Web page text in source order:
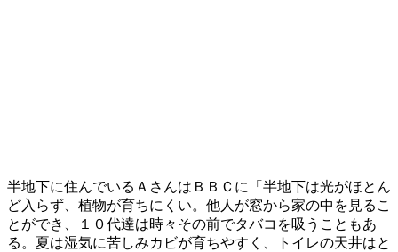
半地下に住んでいるＡさんはＢＢＣに「半地下は光がほとん
ど入らず、植物が育ちにくい。他人が窓から家の中を見るこ
とができ、１０代達は時々その前でタバコを吸うこともあ
る。夏は湿気に苦しみカビが育ちやすく、トイレの天井はと